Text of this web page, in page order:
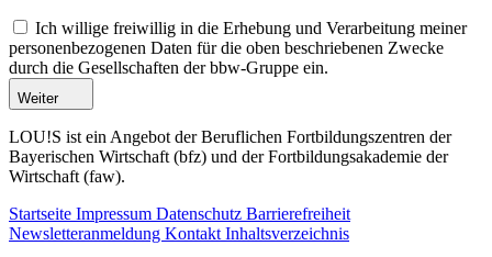
Ich willige freiwillig in die Erhebung und Verarbeitung meiner
personenbezogenen Daten für die oben beschriebenen Zwecke
durch die Gesellschaften der bbw-Gruppe ein.
Weiter
LOU!S ist ein Angebot der Beruflichen Fortbildungszentren der
Bayerischen Wirtschaft (bfz) und der Fortbildungsakademie der
Wirtschaft (faw).
Startseite Impressum Datenschutz Barrierefreiheit
Newsletteranmeldung Kontakt Inhaltsverzeichnis